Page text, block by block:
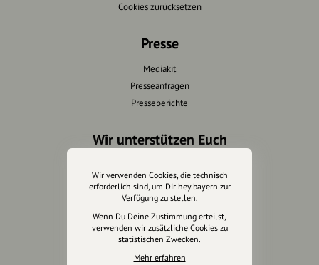
Cookies zurücksetzen
Presse
Mediakit
Presseanfragen
Presseberichte
Wir unterstützen Euch
Marketing
Design & Branding
Anakin Design
Wir verwenden Cookies, die technisch
erforderlich sind, um Dir hey.bayern zur
Verfügung zu stellen.
Wenn Du Deine Zustimmung erteilst,
verwenden wir zusätzliche Cookies zu
statistischen Zwecken.
Mehr erfahren